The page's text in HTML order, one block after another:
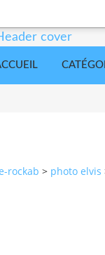
rockab > photo elvis